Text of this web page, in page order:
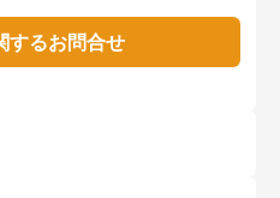
するお問合せ